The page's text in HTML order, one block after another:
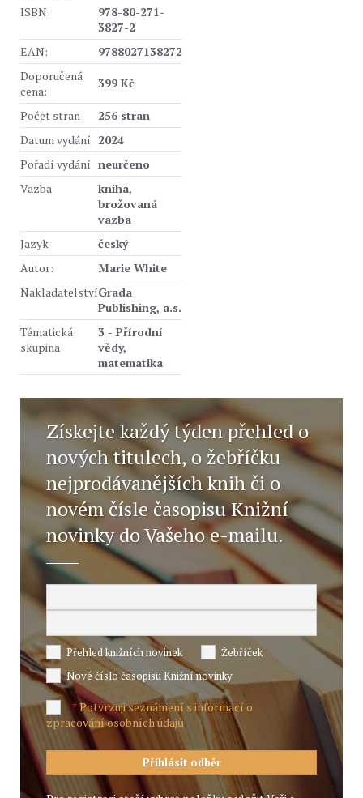
ISBN:
978-80-271-
3827-2
EAN:
9788027138272
Doporučená
cena:
399 Kč
Počet stran
256 stran
Datum vydání 2024
Pořadí vydání neurčeno
Vazba
kniha,
brožovaná
vazba
Jazyk
český
Autor:
Marie White
NakladatelstvíGrada
Publishing, a.s.
Tématická
skupina
3 - Přírodní
vědy,
matematika
Získejte každý týden přehled o
nových titulech, o žebříčku
nejprodávanějších knih či o
novém čísle časopisu Knižní
novinky do Vašeho e-mailu.
Přehled knižních novinek
Žebříček
Nové číslo časopisu Knižní novinky
*Potvrzuji seznámení s informací o
zpracování osobních údajů